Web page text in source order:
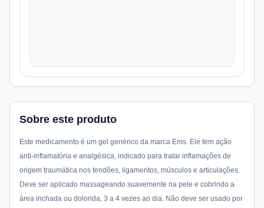
Sobre este produto
Este medicamento é um gel genérico da marca Ems. Ele tem ação
anti-inflamatória e analgésica, indicado para tratar inflamações de
origem traumática nos tendões, ligamentos, músculos e articulações.
Deve ser aplicado massageando suavemente na pele e cobrindo a
área inchada ou dolorida, 3 a 4 vezes ao dia. Não deve ser usado por